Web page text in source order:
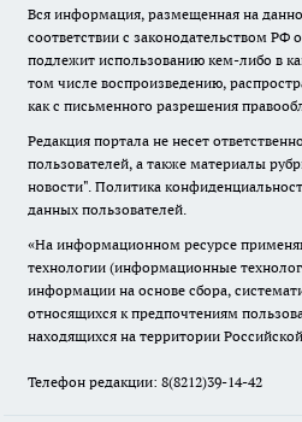
Вся информация, размещенная на
соответствии с законодательством РФ
подлежит использованию кем-либо в
том числе воспроизведению,
как с письменного разрешения
Редакция портала не несет
пользователей, а также материалы
новости". Политика
данных пользователей.
«На информационном ресурсе
технологии (информационные
информации на основе сбора,
относящихся к предпочтениям
находящихся на территории
Телефон редакции: 8(8212)39-14-42